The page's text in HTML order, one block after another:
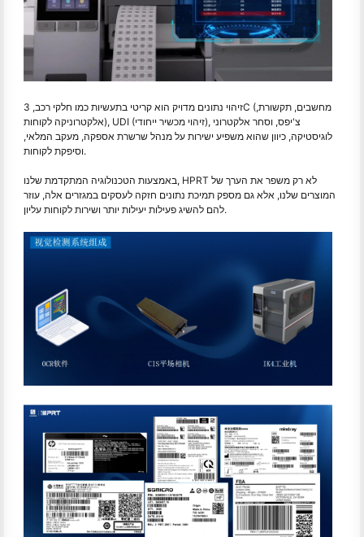
זיהוי נתונים מדויק הוא קריטי בתעשיות כמו חלקי רכב, 3C (מחשבים, תקשורת,
אלקטרוניקה לקוחות), UDI (זיהוי מכשיר ייחודי), צ'יפס, וסחר אלקטרוני
לוגיסטיקה, כיוון שהוא משפיע ישירות על מנהל שרשרת אספקה, מעקב המלאי,
וסיפקת לקוחות.
באמצעות הטכנולוגיה המתקדמת שלנו, HPRT לא רק משפר את הערך של
המוצרים שלנו, אלא גם מספק תמיכת נתונים חזקה לעסקים במגזרים אלה, עוזר
להם להשיג פעילות יעילות יותר ושירות לקוחות עליון.